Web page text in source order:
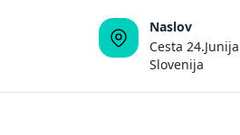
Naslov
Cesta
Slovenija